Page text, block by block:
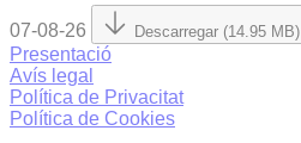
07-08-26 Descarregar (14.95 MB)
Presentació
Avís legal
Política de Privacitat
Política de Cookies